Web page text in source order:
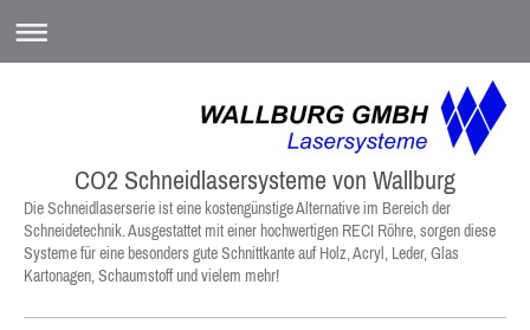
CO2 Schneidlasersysteme von Wallburg
Die Schneidlaserserie ist eine kostengünstige Alternative im Bereich der
Schneidetechnik. Ausgestattet mit einer hochwertigen RECI Röhre, sorgen diese
Systeme für eine besonders gute Schnittkante auf Holz, Acryl, Leder, Glas
Kartonagen, Schaumstoff und vielem mehr!